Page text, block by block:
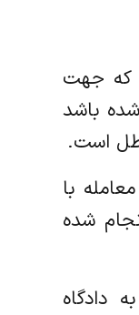
که جهت
باشد
است.
معامله با
شده
به دادگاه